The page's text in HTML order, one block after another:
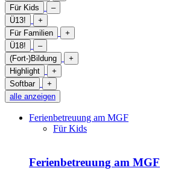
Für Kids
–
Ü13!
+
Für Familien
+
Ü18!
–
(Fort-)Bildung
+
Highlight
+
Softbar
+
alle anzeigen
Ferienbetreuung am MGF
Für Kids
Ferienbetreuung am MGF